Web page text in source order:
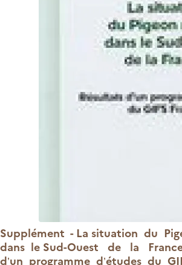
Supplément - La situation du
dans le Sud-Ouest de la
d’un programme d’études du